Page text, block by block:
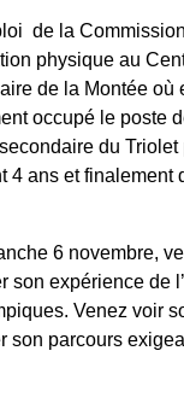
de la
physique au
de la Montée où
occupé le poste
secondaire du
4 ans et finalement
6 novembre,
son expérience de
Venez voir
son parcours